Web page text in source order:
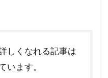
しくなれる記事は
います。